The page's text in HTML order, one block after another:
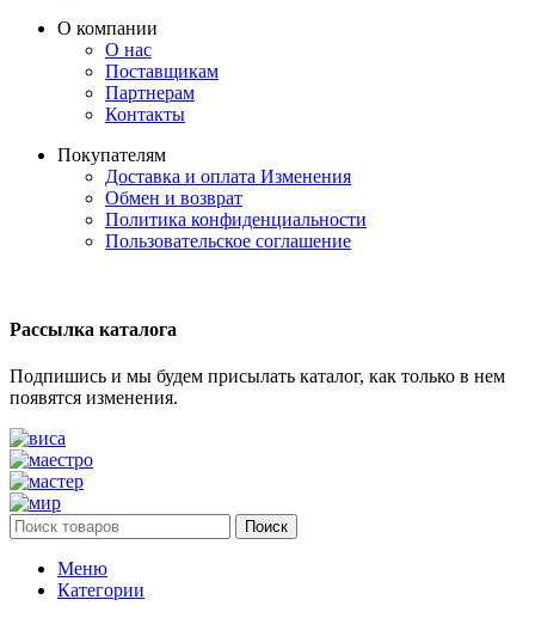
О компании
О нас
Поставщикам
Партнерам
Контакты
Покупателям
Доставка и оплата Изменения
Обмен и возврат
Политика конфиденциальности
Пользовательское соглашение
Рассылка каталога
Подпишись и мы будем присылать каталог, как только в нем
появятся изменения.
Поиск
Меню
Категории